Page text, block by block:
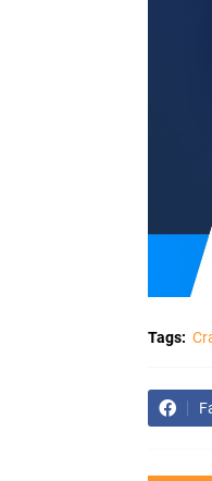
Tags: